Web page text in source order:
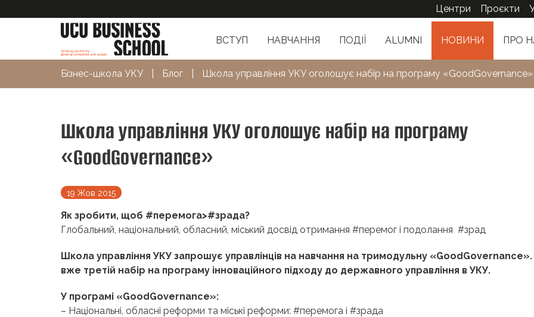
ВСТУП НАВЧАННЯ ПОДІЇ ALUMNI НОВИНИ ПРО
Центри Проєкти
Бізнес-школа УКУ Блог Школа управління УКУ оголошує набір на програму «GoodGovernance»
Школа управління УКУ оголошує набір на програму
«GoodGovernance»
19 Жов 2015
Як зробити, щоб #перемога>#зрада?
Глобальний, національний, обласний, міський досвід отримання #перемог і подолання #зрад
Школа управління УКУ запрошує управлінців на навчання на тримодульну «GoodGovernance
вже третій набір на програму інноваційного підходу до державного управління в УКУ.
У програмі «GoodGovernance»:
– Національні, обласні реформи та міські реформи: #перемога і #зрада